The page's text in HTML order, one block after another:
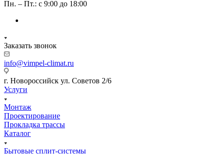
Пн. – Пт.: с 9:00 до 18:00
Заказать звонок
info@vimpel-climat.ru
г. Новороссийск ул. Советов 2/6
Услуги
Монтаж
Проектирование
Прокладка трассы
Каталог
Бытовые сплит-системы